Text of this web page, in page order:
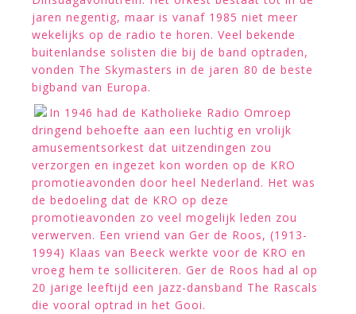
jaren negentig, maar is vanaf 1985 niet meer
wekelijks op de radio te horen. Veel bekende
buitenlandse solisten die bij de band optraden,
vonden The Skymasters in de jaren 80 de beste
bigband van Europa.
In 1946 had de Katholieke Radio Omroep
dringend behoefte aan een luchtig en vrolijk
amusementsorkest dat uitzendingen zou
verzorgen en ingezet kon worden op de KRO
promotieavonden door heel Nederland. Het was
de bedoeling dat de KRO op deze
promotieavonden zo veel mogelijk leden zou
verwerven. Een vriend van Ger de Roos, (1913-
1994) Klaas van Beeck werkte voor de KRO en
vroeg hem te solliciteren. Ger de Roos had al op
20 jarige leeftijd een jazz-dansband The Rascals
die vooral optrad in het Gooi.